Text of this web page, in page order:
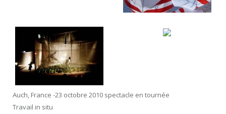
Auch, France -23 octobre 2010 spectacle en tournée
Travail in situ